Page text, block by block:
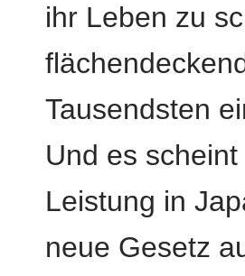
ihr Leben zu
Tausendsten
Und es
Leistung in
neue Gesetz